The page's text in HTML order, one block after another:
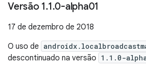
Versão 1.1.0-alpha01
17 de dezembro de 2018
O uso de
descontinuado na versão 1.1.0-